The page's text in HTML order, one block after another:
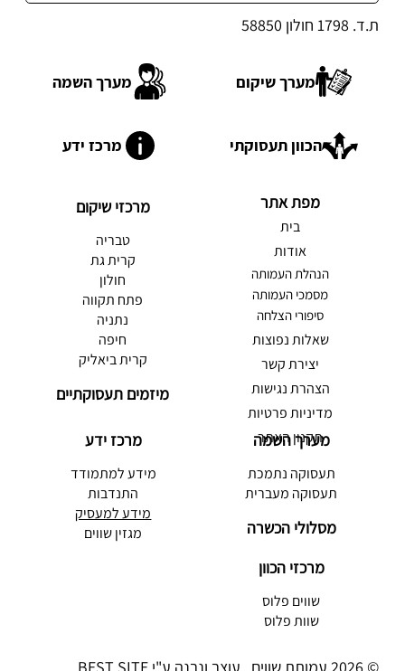
מערך השמה
הכוון תעסוקתי מרכז ידע
מערך שיקום
מערך השמה
תעסוקה נתמכת
תעסוקה מעברית
מסלולי הכשרה
מרכזי הכוון
שווים פלוס
שוות פלוס
מרכזי שיקום
טבריה
קרית גת
חולון
פתח תקווה
נתניה
חיפה
קרית ביאליק
מיזמים תעסוקתיים
מרכז ידע
מידע למתמודד
התנדבות
מידע למעסיק
מגזין שווים
ת.ד. 1798 חולון 58850
מפת אתר
בית
אודות
הנהלת העמותה
מסמכי העמותה
סיפורי הצלחה
שאלות נפוצות
יצירת קשר
הצהרת נגישות
מדיניות פרטיות
תקנון האתר